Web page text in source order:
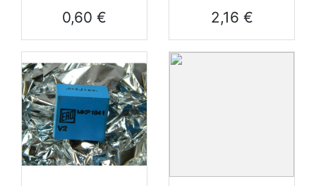
Prix
0,60 € Prix
2,16 €